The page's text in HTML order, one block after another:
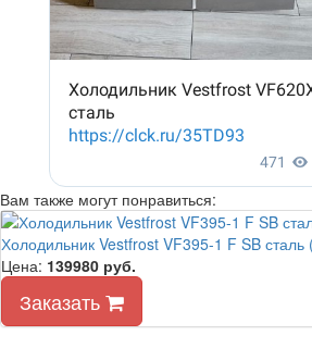
Вам также могут понравиться:
Холодильник Vestfrost VF395-1 F SB сталь
Цена: 139980 руб.
Заказать